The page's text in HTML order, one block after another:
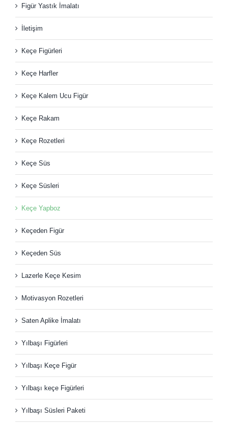
Figür Yastık İmalatı
İletişim
Keçe Figürleri
Keçe Harfler
Keçe Kalem Ucu Figür
Keçe Rakam
Keçe Rozetleri
Keçe Süs
Keçe Süsleri
Keçe Yapboz
Keçeden Figür
Keçeden Süs
Lazerle Keçe Kesim
Motivasyon Rozetleri
Saten Aplike İmalatı
Yılbaşı Figürleri
Yılbaşı Keçe Figür
Yılbaşı keçe Figürleri
Yılbaşı Süsleri Paketi